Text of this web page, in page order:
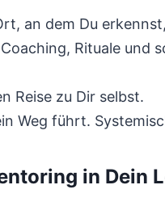
an dem Du
Rituale und
Reise zu Dir selbst.
Weg führt.
in Dein